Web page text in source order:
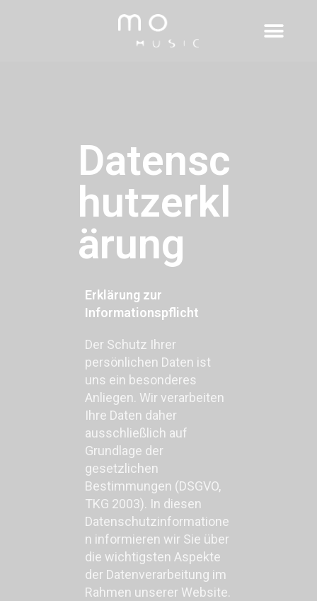
Datensc
hutzerkl
ärung
Erklärung zur
Informationspflicht
Der Schutz Ihrer
persönlichen Daten ist
uns ein besonderes
Anliegen. Wir verarbeiten
Ihre Daten daher
ausschließlich auf
Grundlage der
gesetzlichen
Bestimmungen (DSGVO,
TKG 2003). In diesen
Datenschutzinformatione
n informieren wir Sie über
die wichtigsten Aspekte
der Datenverarbeitung im
Rahmen unserer Website.